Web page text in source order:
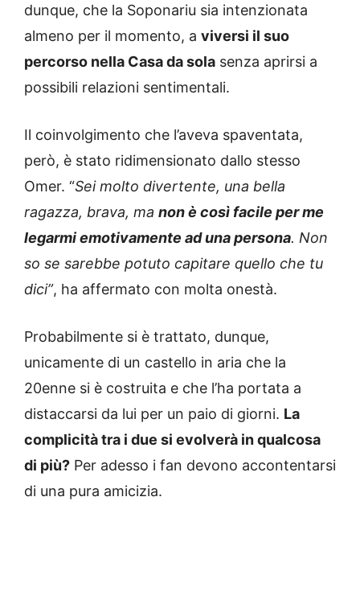
dunque, che la Soponariu sia intenzionata
almeno per il momento, a viversi il suo
percorso nella Casa da sola senza aprirsi a
possibili relazioni sentimentali.
Il coinvolgimento che l’aveva spaventata,
però, è stato ridimensionato dallo stesso
Omer. “Sei molto divertente, una bella
ragazza, brava, ma non è così facile per me
legarmi emotivamente ad una persona. Non
so se sarebbe potuto capitare quello che tu
dici”, ha affermato con molta onestà.
Probabilmente si è trattato, dunque,
unicamente di un castello in aria che la
20enne si è costruita e che l’ha portata a
distaccarsi da lui per un paio di giorni. La
complicità tra i due si evolverà in qualcosa
di più? Per adesso i fan devono accontentarsi
di una pura amicizia.